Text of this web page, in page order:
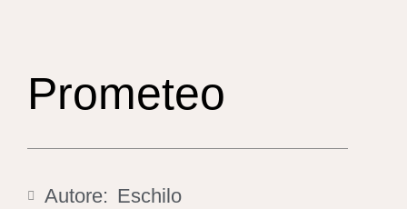
Prometeo
Autore: Eschilo